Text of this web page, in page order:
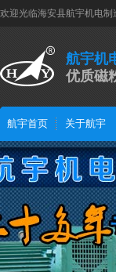
欢迎光临海安县航宇机电制
航宇机
优质磁
航宇首页 关于航宇